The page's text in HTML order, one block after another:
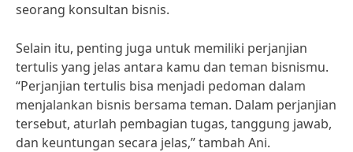
seorang konsultan bisnis.
Selain itu, penting juga untuk memiliki perjanjian
tertulis yang jelas antara kamu dan teman bisnismu.
“Perjanjian tertulis bisa menjadi pedoman dalam
menjalankan bisnis bersama teman. Dalam perjanjian
tersebut, aturlah pembagian tugas, tanggung jawab,
dan keuntungan secara jelas,” tambah Ani.